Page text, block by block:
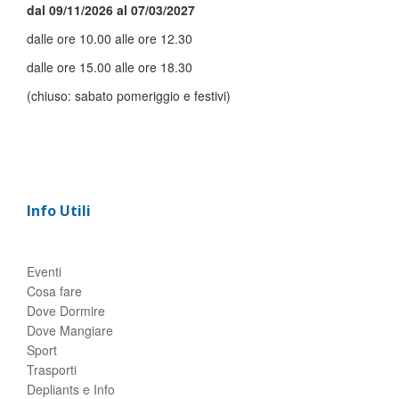
dal 09/11/2026 al 07/03/2027
dalle ore 10.00 alle ore 12.30
dalle ore 15.00 alle ore 18.30
(chiuso: sabato pomeriggio e festivi)
Info Utili
Eventi
Cosa fare
Dove Dormire
Dove Mangiare
Sport
Trasporti
Depliants e Info